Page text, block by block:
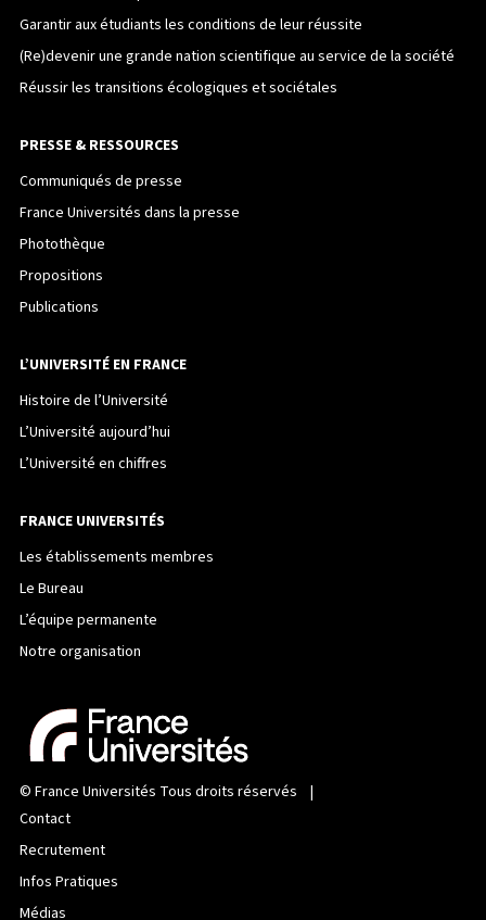
Garantir aux étudiants les conditions de leur réussite
(Re)devenir une grande nation scientifique au service de la société
Réussir les transitions écologiques et sociétales
PRESSE & RESSOURCES
Communiqués de presse
France Universités dans la presse
Photothèque
Propositions
Publications
L’UNIVERSITÉ EN FRANCE
Histoire de l’Université
L’Université aujourd’hui
L’Université en chiffres
FRANCE UNIVERSITÉS
Les établissements membres
Le Bureau
L’équipe permanente
Notre organisation
© France Universités Tous droits réservés |
Contact
Recrutement
Infos Pratiques
Médias